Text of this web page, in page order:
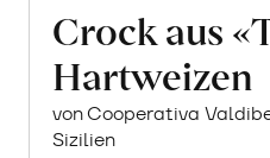
Crock aus
Hartweizen
von Cooperativa
Sizilien